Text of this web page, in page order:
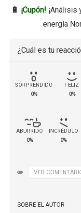
🔋 ¡Cupón! ¡Análisis
energía
¿Cuál es tu
SORPRENDIDO
0%
FELIZ
0%
ABURRIDO
0%
INCRÉDULO
0%
✏️ VER
SOBRE EL AUTOR